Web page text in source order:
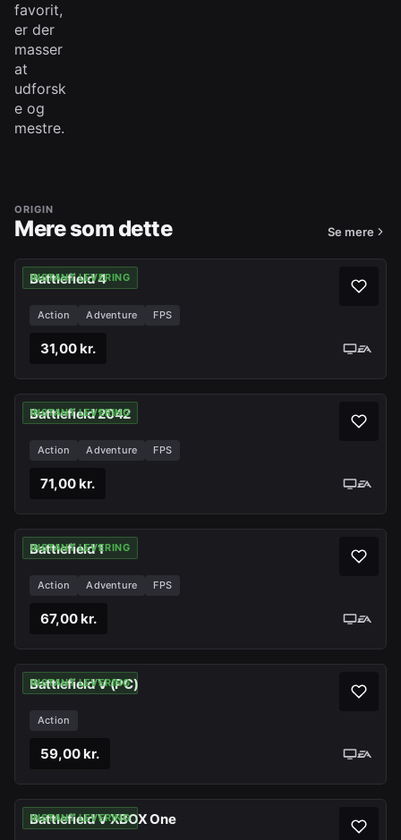
favorit,
er der
masser
at
udforsk
e og
mestre.
ORIGIN
Mere som dette Se mere
INSTANT LEVERING
Battlefield 4
Action Adventure FPS
31,00 kr.
INSTANT LEVERING
Battlefield 2042
Action Adventure FPS
71,00 kr.
INSTANT LEVERING
Battlefield 1
Action Adventure FPS
67,00 kr.
INSTANT LEVERING
Battlefield V (PC)
Action
59,00 kr.
INSTANT LEVERING
Battlefield V XBOX One